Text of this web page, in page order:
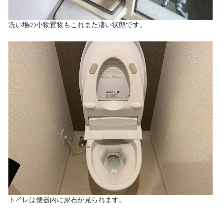
洗い場の小物置物もこれまた凄い状態です。
トイレは便器内に尿石が見られます。